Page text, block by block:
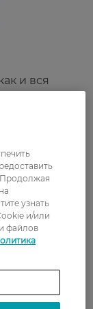
и вся
тримаються
узнать
и/или
файлов